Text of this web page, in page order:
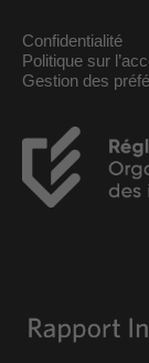
Confidentialité
Politique sur
Gestion des